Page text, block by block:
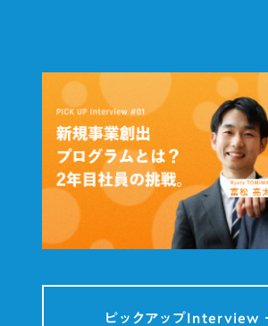
ピックアップInterview